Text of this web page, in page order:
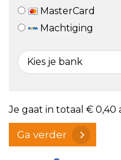
MasterCard
Machtiging
Je gaat in totaal € 0,40
Ga verder